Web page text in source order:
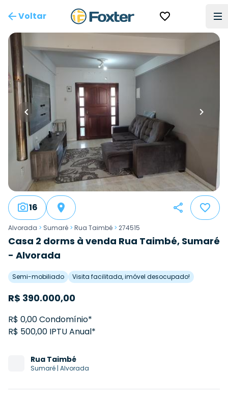
Voltar
16
Alvorada > Sumaré > Rua Taimbé > 274515
Casa 2 dorms à venda Rua Taimbé, Sumaré
- Alvorada
Semi-mobiliado Visita facilitada, imóvel desocupado!
R$ 390.000,00
R$ 0,00 Condomínio*
R$ 500,00 IPTU Anual*
Rua Taimbé
Sumaré Alvorada